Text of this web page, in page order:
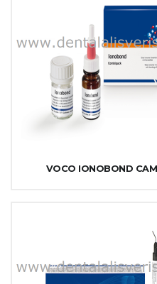
VOCO IONOBOND